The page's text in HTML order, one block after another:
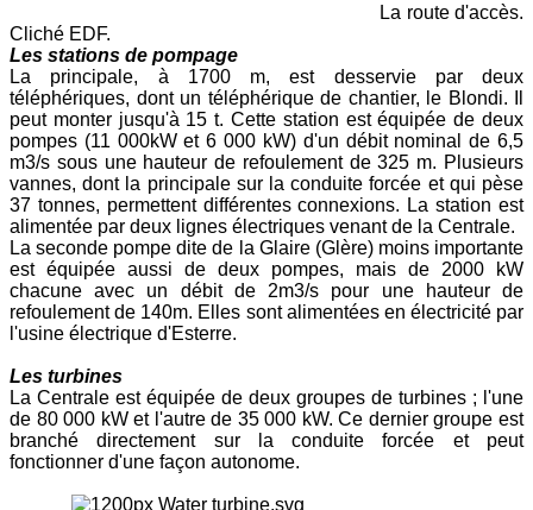
La route d'accès.
Cliché EDF.
Les stations de pompage
La principale, à 1700 m, est desservie par deux
téléphériques, dont un téléphérique de chantier, le Blondi. Il
peut monter jusqu'à 15 t. Cette station est équipée de deux
pompes (11 000kW et 6 000 kW) d'un débit nominal de 6,5
m3/s sous une hauteur de refoulement de 325 m. Plusieurs
vannes, dont la principale sur la conduite forcée et qui pèse
37 tonnes, permettent différentes connexions. La station est
alimentée par deux lignes électriques venant de la Centrale.
La seconde pompe dite de la Glaire (Glère) moins importante
est équipée aussi de deux pompes, mais de 2000 kW
chacune avec un débit de 2m3/s pour une hauteur de
refoulement de 140m. Elles sont alimentées en électricité par
l'usine électrique d'Esterre.
Les turbines
La Centrale est équipée de deux groupes de turbines ; l'une
de 80 000 kW et l'autre de 35 000 kW. Ce dernier groupe est
branché directement sur la conduite forcée et peut
fonctionner d'une façon autonome.